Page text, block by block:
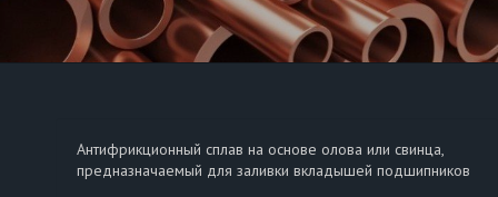
Антифрикционный сплав на основе олова или свинца,
предназначаемый для заливки вкладышей подшипников